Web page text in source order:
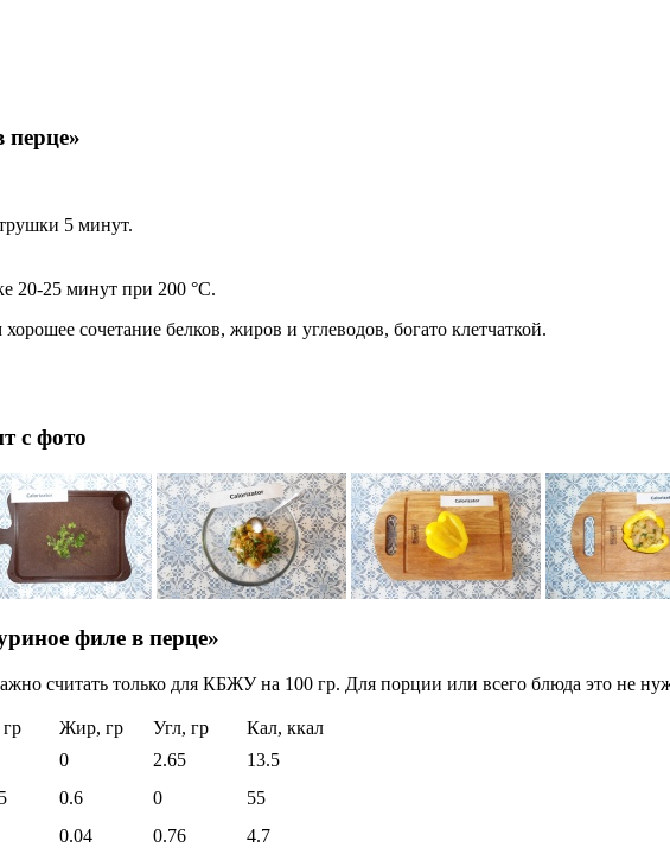
5 минут.
20-25 минут при 200 °С.
сочетание белков, жиров и углеводов, богато клетчаткой.
с фото
филе в перце»
считать только для КБЖУ на 100 гр. Для порции или всего блюда это не
Жир, гр Угл, гр
Кал, ккал
0 2.65 13.5
0.6 0 55
0.04 0.76 4.7